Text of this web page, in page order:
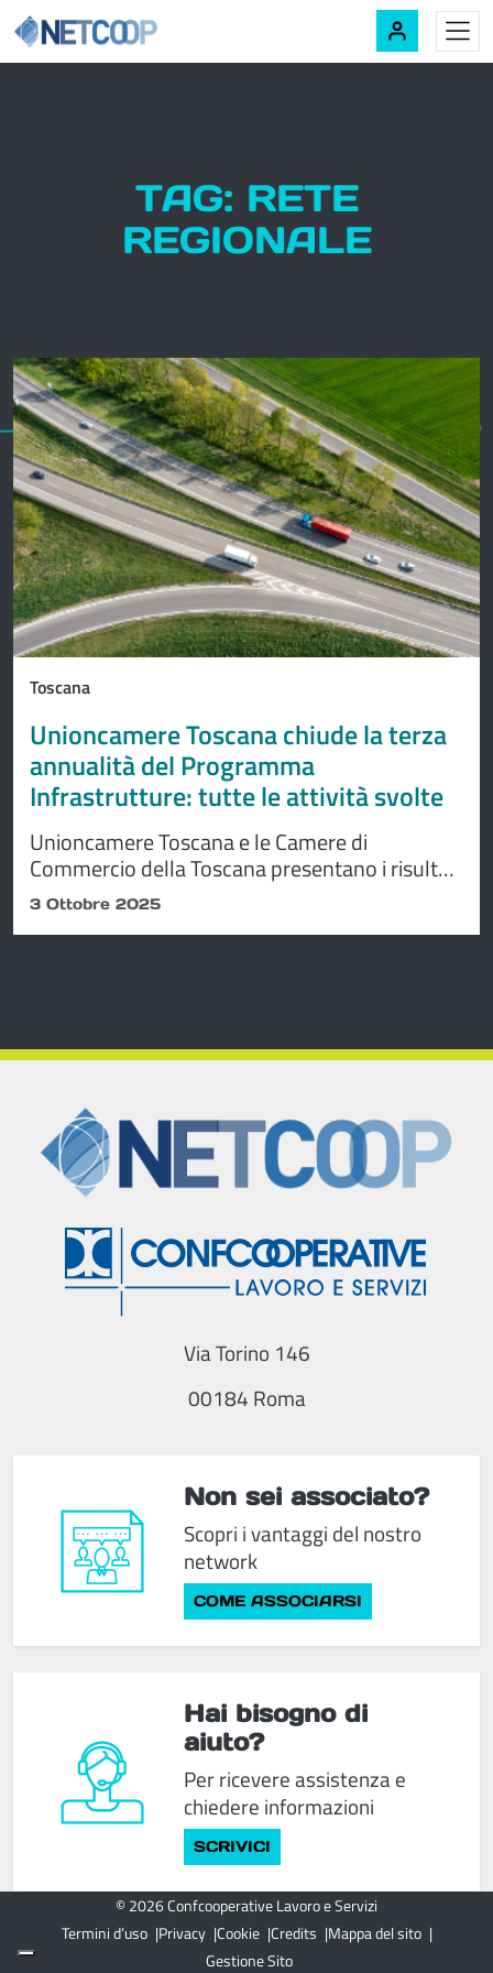
Navigazione principale
TAG: RETE
REGIONALE
Toscana
Unioncamere Toscana chiude la terza
annualità del Programma
Infrastrutture: tutte le attività svolte
Unioncamere Toscana e le Camere di
Commercio della Toscana presentano i risultati
della terza annualità del Programma
Infrastrutture, progetto realizzato con il
3 Ottobre 2025
Non sei associato?
Scopri i vantaggi del nostro
network
COME ASSOCIARSI
Via Torino 146
00184 Roma
Hai bisogno di
aiuto?
Per ricevere assistenza e
chiedere informazioni
SCRIVICI
© 2026 Confcooperative Lavoro e Servizi
Termini d’uso Privacy Cookie Credits Mappa del sito
Gestione Sito